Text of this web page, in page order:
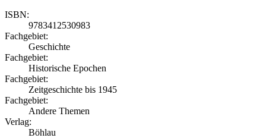
ISBN:
9783412530983
Fachgebiet:
Geschichte
Fachgebiet:
Historische Epochen
Fachgebiet:
Zeitgeschichte bis 1945
Fachgebiet:
Andere Themen
Verlag:
Böhlau